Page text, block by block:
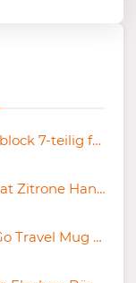
🔪 WMF Classic Line Messerblock 7-teilig für 53,49€ (statt 68€)
🍋 7,2 L Fairy Ultra Konzentrat Zitrone Handgeschirrspülmittel ab 21,56€ (statt 29€)
💜🥤 STANLEY 1913 Cafe To-Go Travel Mug mit 0.23L für 19,99€ (statt 24€)